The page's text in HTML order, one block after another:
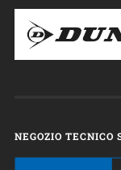
NEGOZIO TECNICO